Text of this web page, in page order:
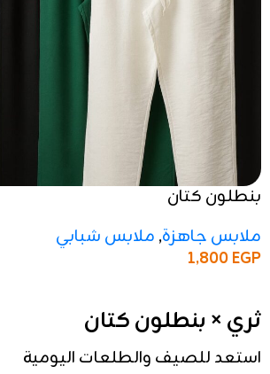
بنطلون كتان
ملابس جاهزة, ملابس شبابي
1,800EGP
ثري × بنطلون كتان
استعد للصيف والطلعات اليومية